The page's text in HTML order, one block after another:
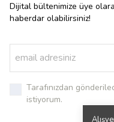
Dijital bültenimize üye
haberdar olabilirsiniz!
Tarafınızdan
istiyorum.